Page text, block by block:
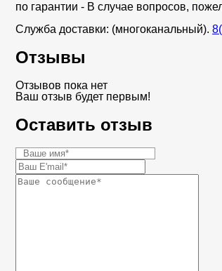
по гарантии - В случае вопросов,
Служба доставки: (многоканальный).
Отзывы
Отзывов пока нет
Ваш отзыв будет первым!
Оставить отзыв